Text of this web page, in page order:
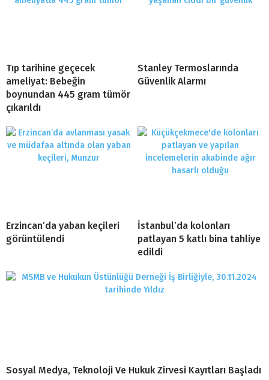
Tıp tarihine geçecek
ameliyat: Bebeğin
boynundan 445 gram tümör
çıkarıldı
Stanley Termoslarında
Güvenlik Alarmı
Erzincan’da yaban keçileri
görüntülendi
İstanbul’da kolonları
patlayan 5 katlı bina tahliye
edildi
Sosyal Medya, Teknoloji Ve Hukuk Zirvesi Kayıtları Başladı